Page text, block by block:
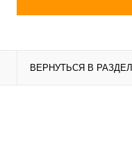
ВЕРНУТЬСЯ В РАЗДЕЛ